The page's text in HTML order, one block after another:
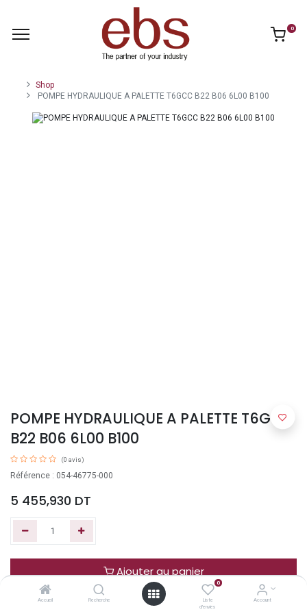
Accueil Recherche
0
Liste
d'envies
Account
0
Shop
POMPE HYDRAULIQUE A PALETTE T6GCC B22 B06 6L00 B100
POMPE HYDRAULIQUE A PALETTE T6GCC
B22 B06 6L00 B100
(0 avis)
Référence : 054-46775-000
5 455,930 DT
Ajouter au panier
Acheter maintenant